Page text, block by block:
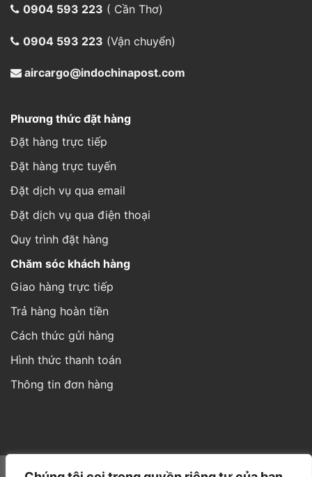
0904 593 223 ( Cần Thơ)
0904 593 223 (Vận chuyển)
aircargo@indochinapost.com
Phương thức đặt hàng
Đặt hàng trực tiếp
Đặt hàng trực tuyến
Đặt dịch vụ qua email
Đặt dịch vụ qua điện thoại
Quy trình đặt hàng
Chăm sóc khách hàng
Giao hàng trực tiếp
Trả hàng hoàn tiền
Cách thức gửi hàng
Hình thức thanh toán
Thông tin đơn hàng
Website được thiết kế và phát triển bởi IT Á Châu Media